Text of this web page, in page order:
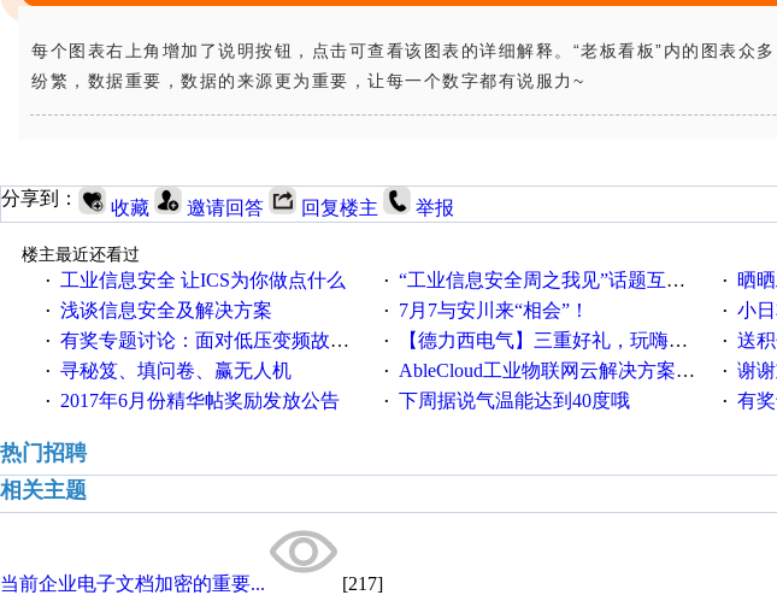
每个图表右上角增加了说明按钮，点击可查看该图表的详细解释。“老板看板”内的图表众多
纷繁，数据重要，数据的来源更为重要，让每一个数字都有说服力~
分享到： 收藏 邀请回答 回复楼主 举报
楼主最近还看过
·
工业信息安全 让ICS为你做点什么 · “工业信息安全周之我见”话题互动获奖名单发布公告 · 晒
· 浅谈信息安全及解决方案 · 7月7与安川来“相会”！ · 小
· 有奖专题讨论：面对低压变频故障，老手是这样解决的！ · 【德力西电气】三重好礼，玩嗨夏日！ · 送积
· 寻秘笈、填问卷、赢无人机 · AbleCloud工业物联网云解决方案实践及应用 · 谢
· 2017年6月份精华帖奖励发放公告 · 下周据说气温能达到40度哦 · 有奖
热门招聘
相关主题
当前企业电子文档加密的重要... [217]